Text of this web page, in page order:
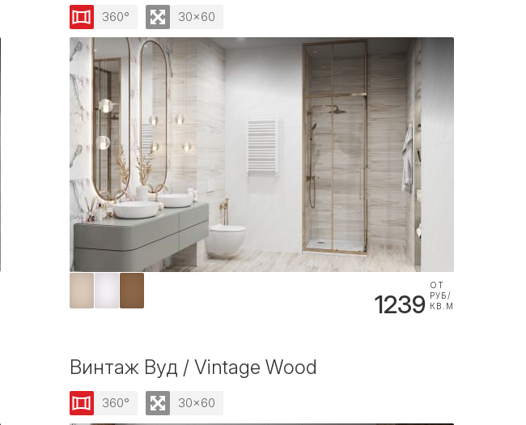
360° 30x60
1239
ОТ
РУБ/
КВ.М
Винтаж Вуд / Vintage Wood
360° 30x60